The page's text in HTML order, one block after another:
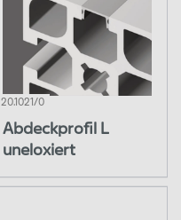
20.1021/0
Abdeckprofil L
uneloxiert